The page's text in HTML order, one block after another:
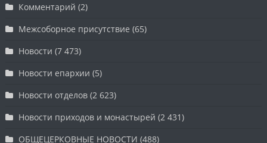
Комментарий (2)
Межсоборное присутствие (65)
Новости (7 473)
Новости епархии (5)
Новости отделов (2 623)
Новости приходов и монастырей (2 431)
ОБЩЕЦЕРКОВНЫЕ НОВОСТИ (488)